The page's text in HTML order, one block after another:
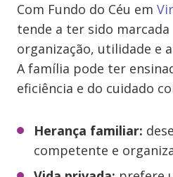
Com Fundo do Céu em
tende a ter sido marcada
organização, utilidade e
A família pode ter
eficiência e do cuidado
Herança familiar:
competente e